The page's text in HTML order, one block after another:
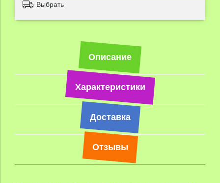
Выбрать
Описание
Характеристики
Доставка
Отзывы